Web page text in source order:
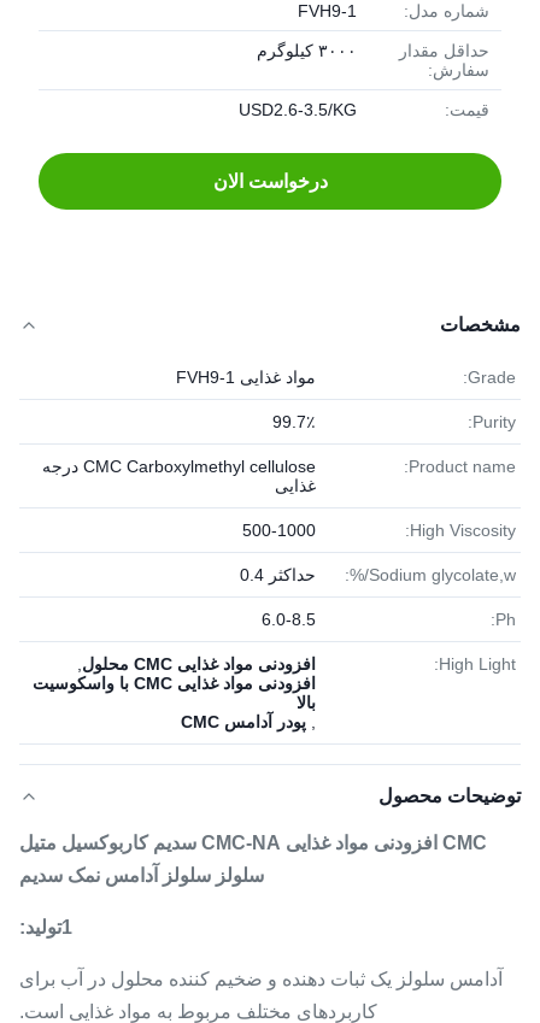
شماره مدل: FVH9-1
حداقل مقدار
سفارش:
۳۰۰۰ کیلوگرم
قیمت: USD2.6-3.5/KG
درخواست الان
مشخصات
Grade: مواد غذایی FVH9-1
Purity: 99.7٪
Product name:
CMC Carboxylmethyl cellulose درجه
غذایی
High Viscosity:
500-1000
Sodium glycolate,w/%: حداکثر 0.4
Ph:
6.0-8.5
High Light: افزودنی مواد غذایی CMC محلول
افزودنی مواد غذایی CMC با واسکوسیت
بالا
پودر آدامس CMC
توضیحات محصول
CMC افزودنی مواد غذایی CMC-NA سدیم کاربوکسیل متیل
سلولز سلولز آدامس نمک سدیم
1تولید:
آدامس سلولز یک ثبات دهنده و ضخیم کننده محلول در آب برای
کاربردهای مختلف مربوط به مواد غذایی است.